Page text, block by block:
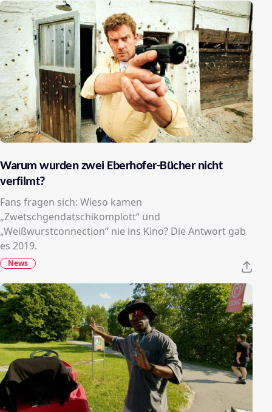
Warum wurden zwei Eberhofer-Bücher nicht
verfilmt?
Fans fragen sich: Wieso kamen
„Zwetschgendatschikomplott“ und
„Weißwurstconnection“ nie ins Kino? Die Antwort gab
es 2019.
News